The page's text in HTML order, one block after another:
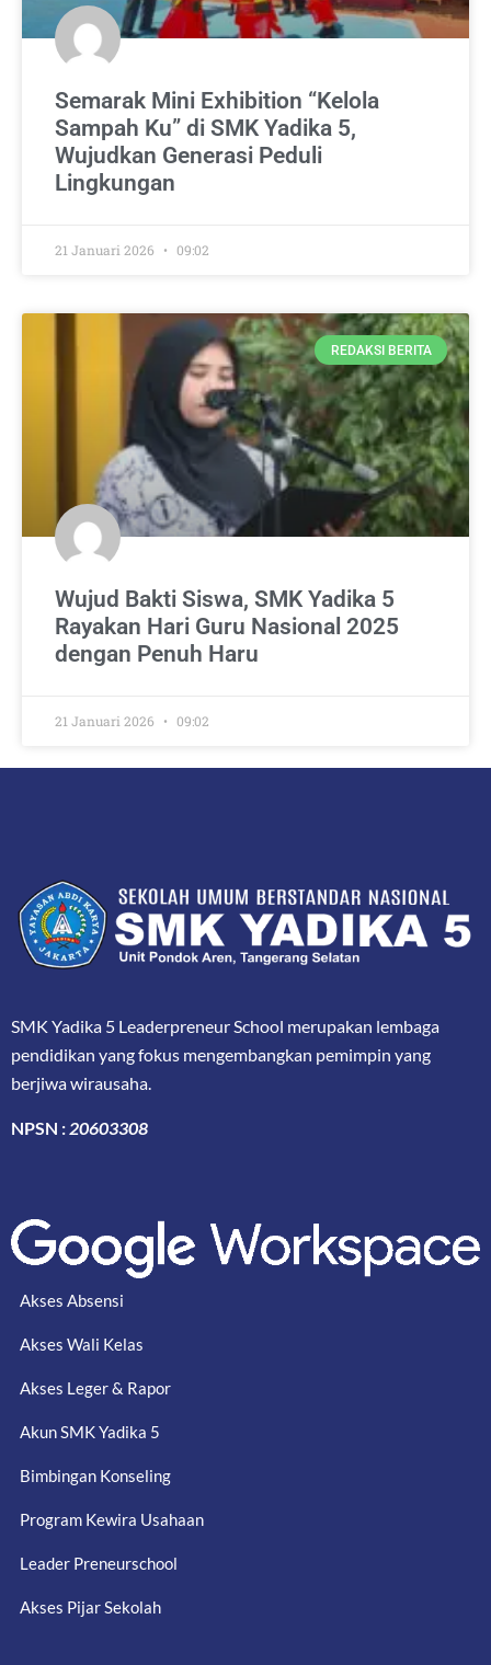
Semarak Mini Exhibition “Kelola
Sampah Ku” di SMK Yadika 5,
Wujudkan Generasi Peduli
Lingkungan
21 Januari 2026 09:02
REDAKSI BERITA
Wujud Bakti Siswa, SMK Yadika 5
Rayakan Hari Guru Nasional 2025
dengan Penuh Haru
21 Januari 2026 09:02
SMK Yadika 5 Leaderpreneur School merupakan lembaga
pendidikan yang fokus mengembangkan pemimpin yang
berjiwa wirausaha.
NPSN : 20603308
Akses Absensi
Akses Wali Kelas
Akses Leger & Rapor
Akun SMK Yadika 5
Bimbingan Konseling
Program Kewira Usahaan
Leader Preneurschool
Akses Pijar Sekolah